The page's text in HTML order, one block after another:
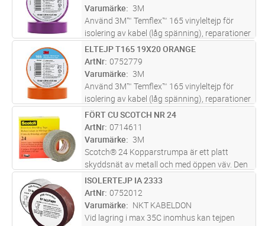
vinyl och PVC o ...läs mer
Varumärke
3M
Använd 3M™ Temflex™ 165 vinyleltejp för
isolering av kabel (låg spänning), reparationer
och buntning. Tejp för yrkesanvändning har
bra prestanda och är lämplig för inomhus-
och utomhusbruk.
ST Lägg i kundvagn
ELTEJP T165 19X20 ORANGE
ArtNr 0752779
Varumärke
3M
Använd 3M™ Temflex™ 165 vinyleltejp för
isolering av kabel (låg spänning), reparationer
och buntning. Tejp för yrkesanvändning har
bra prestanda och är lämplig för inomhus-
och utomhusbruk.
ST Lägg i kundvagn
FÖRT CU SCOTCH NR 24
ArtNr 0714611
Varumärke
3M
Scotch® 24 Kopparstrumpa är ett platt
skyddsnät av metall och med öppen väv. Den
är kompatibel med strömkabelisolering och
alla material för högspänningsskarvning och
avslut.
ST Lägg i kundvagn
ISOLERTEJP IA 2333
ArtNr 0752012
Varumärke
NKT KABELDON
Vid lagring i max 35C inomhus kan tejpen